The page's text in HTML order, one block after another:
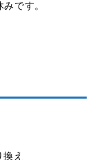
です。
え